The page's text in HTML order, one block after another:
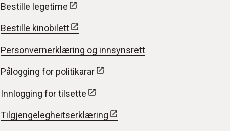
Bestille legetime
Bestille kinobilett
Personvernerklæring og innsynsrett
Pålogging for politikarar
Innlogging for tilsette
Tilgjengelegheitserklæring